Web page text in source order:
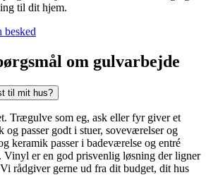
til dit hjem.
besked
om gulvarbejde
til mit hus?
Trægulve som eg, ask eller fyr giver et
og passer godt i stuer, soveværelser og
keramik passer i badeværelse og entré
Vinyl er en god prisvenlig løsning der ligner
rådgiver gerne ud fra dit budget, dit hus